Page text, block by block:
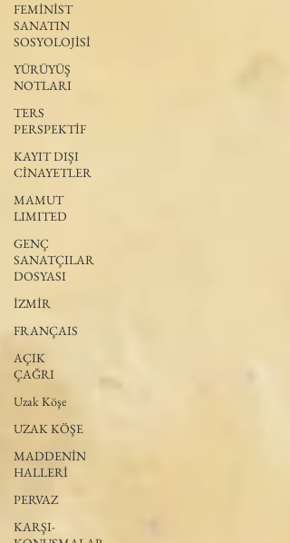
FEMİNİST
SANATIN
SOSYOLOJİSİ
YÜRÜYÜŞ
NOTLARI
TERS
PERSPEKTİF
KAYIT DIŞI
CİNAYETLER
MAMUT
LIMITED
GENÇ
SANATÇILAR
DOSYASI
İZMİR
FRANÇAIS
AÇIK
ÇAĞRI
Uzak Köşe
UZAK KÖŞE
MADDENİN
HALLERİ
PERVAZ
KARŞI-